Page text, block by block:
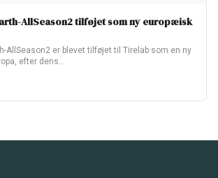
AllSeason2 tilføjet som ny europæisk
AllSeason2 er blevet tilføjet til Tirelab som en ny
efter dens…